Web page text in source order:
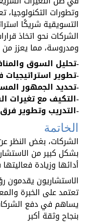
وتطورات التكنولوجيا،
التسويقية شريكًا
الشركات نحو اتخاذ
ومدروسة، مما يعزز من
-تحليل السوق
-تطوير استراتيجيات
-تحديد الجمهور
-التكيف مع تغيرات
-التدريب وتطوير
الخاتمة
الشركات، بغض النظر
بشكل كبير من
أدائها وزيادة
الاستشاريون يقدمون
تعتمد على الخبرة
يساهم في دفع
بنجاح وثقة أكبر